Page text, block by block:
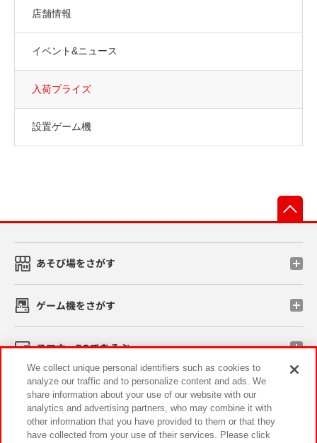
店舗情報
イベント&ニュース
入荷プライズ
設置ゲーム機
あそび場をさがす
ゲーム機をさがす
スマホ・PCであそぶ
イベント・キャンペーン
We collect unique personal identifiers such as cookies to
analyze our traffic and to personalize content and ads. We
share information about your use of our website with our
analytics and advertising partners, who may combine it with
other information that you have provided to them or that they
have collected from your use of their services. Please click